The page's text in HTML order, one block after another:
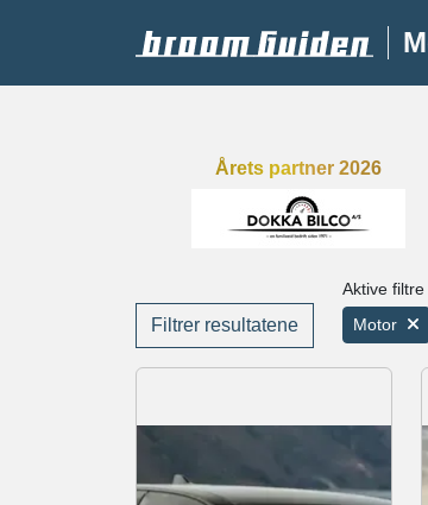
Årets partner 2026
Filtrer resultatene
Aktive filtre
Motor